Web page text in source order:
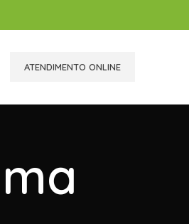
ATENDIMENTO ONLINE